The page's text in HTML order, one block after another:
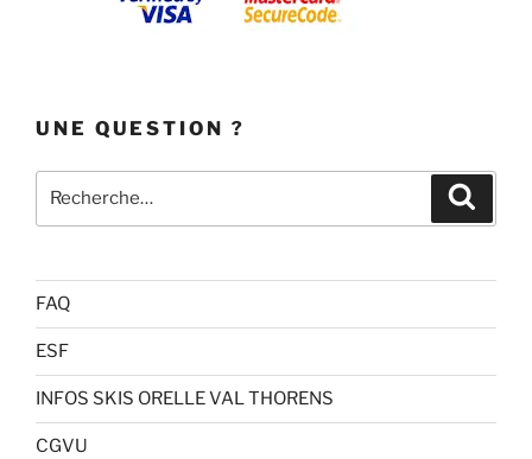
UNE QUESTION ?
pour
FAQ
ESF
INFOS SKIS ORELLE VAL THORENS
CGVU